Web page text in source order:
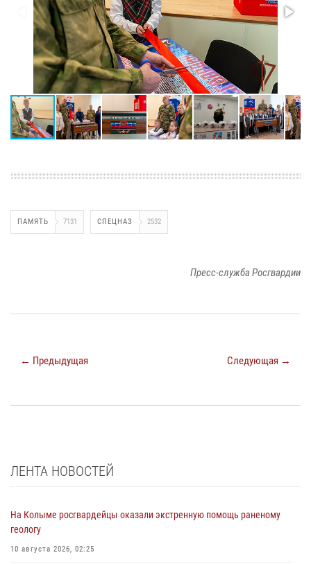
ПАМЯТЬ 7131 СПЕЦНАЗ 2532
Пресс-служба Росгвардии
← Предыдущая Следующая →
ЛЕНТА НОВОСТЕЙ
На Колыме росгвардейцы оказали экстренную помощь раненому
геологу
10 августа 2026, 02:25